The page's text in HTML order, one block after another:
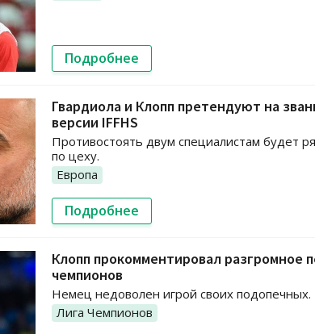
Подробнее
Гвардиола и Клопп претендуют на
версии IFFHS
Противостоять двум специалистам будет
по цеху.
Европа
Подробнее
Клопп прокомментировал разгромное
чемпионов
Немец недоволен игрой своих подопечных.
Лига Чемпионов